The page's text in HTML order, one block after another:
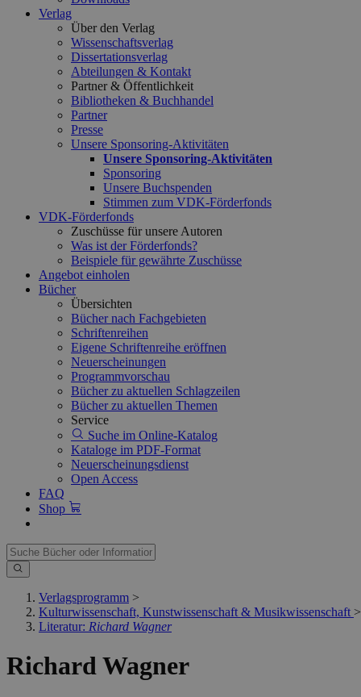
Verlag
Über den Verlag
Wissenschaftsverlag
Dissertationsverlag
Abteilungen & Kontakt
Partner & Öffentlichkeit
Bibliotheken & Buchhandel
Partner
Presse
Unsere Sponsoring-Aktivitäten
Unsere Sponsoring-Aktivitäten
Sponsoring
Unsere Buchspenden
Stimmen zum VDK-Förderfonds
VDK-Förderfonds
Zuschüsse für unsere Autoren
Was ist der Förderfonds?
Beispiele für gewährte Zuschüsse
Angebot einholen
Bücher
Übersichten
Bücher nach Fachgebieten
Schriftenreihen
Eigene Schriftenreihe eröffnen
Neuerscheinungen
Programmvorschau
Bücher zu aktuellen Schlagzeilen
Bücher zu aktuellen Themen
Service
Suche im Online-Katalog
Kataloge im PDF-Format
Neuerscheinungsdienst
Open Access
FAQ
Shop
Verlagsprogramm >
Kulturwissenschaft, Kunstwissenschaft & Musikwissenschaft >
Literatur: Richard Wagner
Richard Wagner